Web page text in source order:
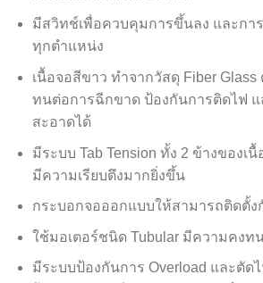
มีสวิทช์เพื่อควบคุมการขึ้นลง และกา
ทุกตำแหน่ง
เนื้อจอสีขาว ทำจากวัสดุ Fiber
ทนต่อการฉีกขาด ป้องกันการติดไฟ
สะอาดได้
มีระบบ Tab Tension ทั้ง 2 ข้างของเ
มีความเรียบตึงมากยิ่งขึ้น
กระบอกจอออกแบบให้สามารถติดตั้ง
ใช้มอเตอร์ชนิด Tubular มีความคงท
มีระบบป้องกันการ Overload และตัด